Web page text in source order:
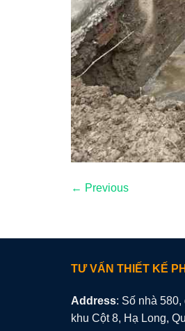
← Previous
TƯ VẤN THIẾT KẾ
Address: Số nhà
khu Cột 8, Hạ Long,